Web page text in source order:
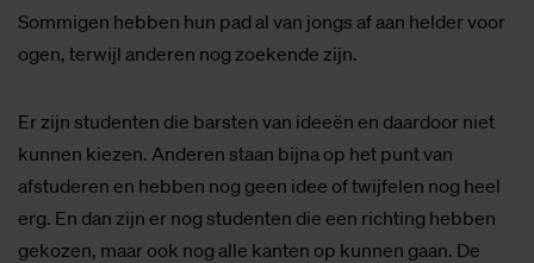
Sommigen hebben hun pad al van jongs af aan helder voor
ogen, terwijl anderen nog zoekende zijn.
Er zijn studenten die barsten van ideeën en daardoor niet
kunnen kiezen. Anderen staan bijna op het punt van
afstuderen en hebben nog geen idee of twijfelen nog heel
erg. En dan zijn er nog studenten die een richting hebben
gekozen, maar ook nog alle kanten op kunnen gaan. De